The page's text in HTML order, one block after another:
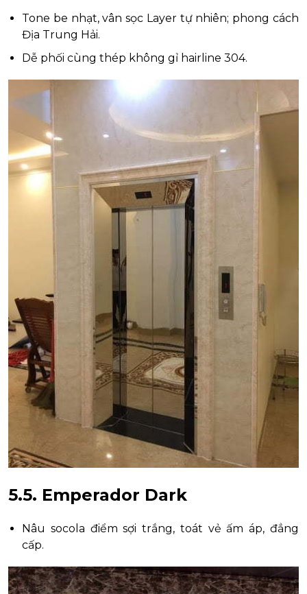
Tone be nhạt, vân sọc Layer tự nhiên; phong cách
Địa Trung Hải.
Dễ phối cùng thép không gỉ hairline 304.
5.5. Emperador Dark
Nâu socola điểm sợi trắng, toát vẻ ấm áp, đẳng
cấp.